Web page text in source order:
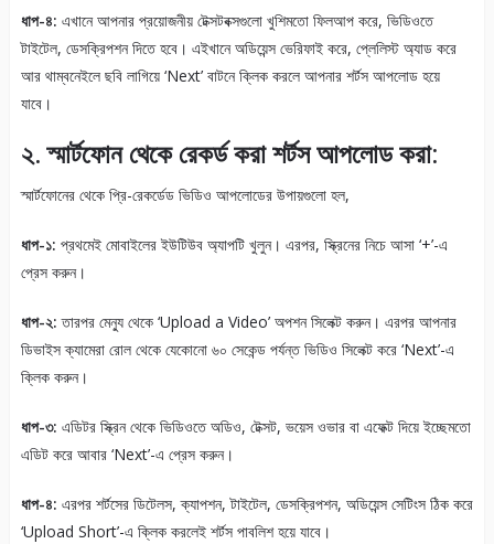
ধাপ-৪: এখানে আপনার প্রয়োজনীয় টেক্সটবক্সগুলো খুশিমতো ফিলআপ করে, ভিডিওতে
টাইটেল, ডেসক্রিপশন দিতে হবে। এইখানে অডিয়েন্স ভেরিফাই করে, প্লেলিস্ট অ্যাড করে
আর থাম্বনেইলে ছবি লাগিয়ে ‘Next’ বাটনে ক্লিক করলে আপনার শর্টস আপলোড হয়ে
যাবে।
২. স্মার্টফোন থেকে রেকর্ড করা শর্টস আপলোড করা:
স্মার্টফোনের থেকে প্রি-রেকর্ডেড ভিডিও আপলোডের উপায়গুলো হল,
ধাপ-১: প্রথমেই মোবাইলের ইউটিউব অ্যাপটি খুলুন। এরপর, স্ক্রিনের নিচে আসা ‘+’-এ
প্রেস করুন।
ধাপ-২: তারপর মেন্যু থেকে ‘Upload a Video’ অপশন সিলেক্ট করুন। এরপর আপনার
ডিভাইস ক্যামেরা রোল থেকে যেকোনো ৬০ সেকেন্ড পর্যন্ত ভিডিও সিলেক্ট করে ‘Next’-এ
ক্লিক করুন।
ধাপ-৩: এডিটর স্ক্রিন থেকে ভিডিওতে অডিও, টেক্সট, ভয়েস ওভার বা এফেক্ট দিয়ে ইচ্ছেমতো
এডিট করে আবার ‘Next’-এ প্রেস করুন।
ধাপ-৪: এরপর শর্টসের ডিটেলস, ক্যাপশন, টাইটেল, ডেসক্রিপশন, অডিয়েন্স সেটিংস ঠিক করে
‘Upload Short’-এ ক্লিক করলেই শর্টস পাবলিশ হয়ে যাবে।